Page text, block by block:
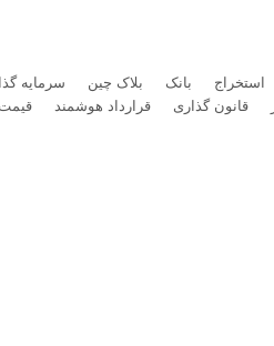
استخراج بانک بلاک چین سرمایه
قانون گذاری قرارداد هوشمند